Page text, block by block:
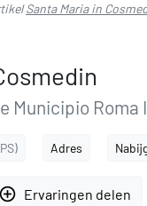
Santa Maria in
Municipio Roma I
Adres
add_circle_outline Ervaringen delen